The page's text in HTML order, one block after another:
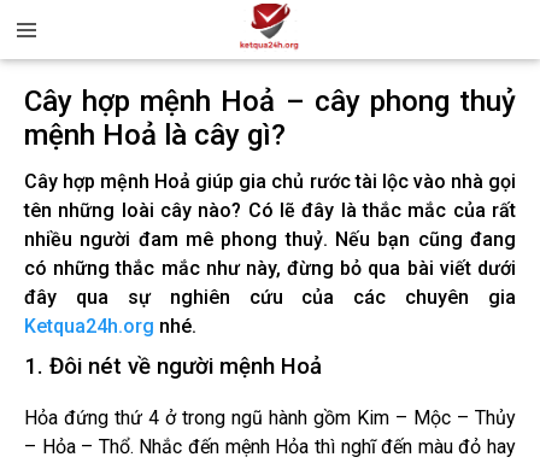
Cây hợp mệnh Hoả – cây phong thuỷ
mệnh Hoả là cây gì?
Cây hợp mệnh Hoả giúp gia chủ rước tài lộc vào nhà gọi
tên những loài cây nào? Có lẽ đây là thắc mắc của rất
nhiều người đam mê phong thuỷ. Nếu bạn cũng đang
có những thắc mắc như này, đừng bỏ qua bài viết dưới
đây qua sự nghiên cứu của các chuyên gia
Ketqua24h.org nhé.
1. Đôi nét về người mệnh Hoả
Hỏa đứng thứ 4 ở trong ngũ hành gồm Kim – Mộc – Thủy
– Hỏa – Thổ. Nhắc đến mệnh Hỏa thì nghĩ đến màu đỏ hay